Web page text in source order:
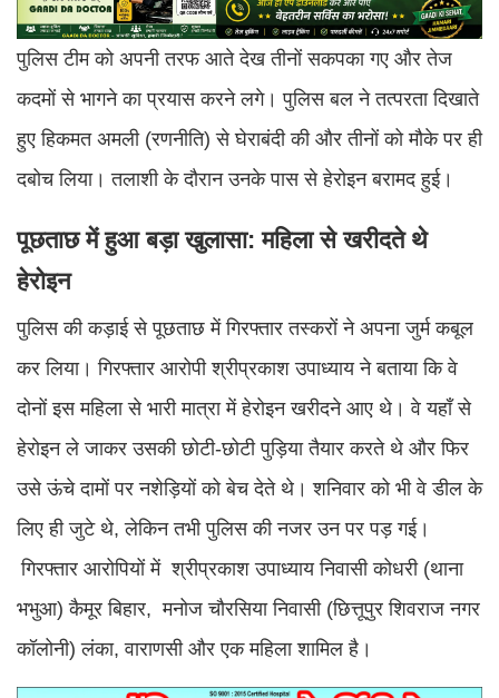
पुलिस टीम को अपनी तरफ आते देख तीनों सकपका गए और तेज
कदमों से भागने का प्रयास करने लगे। पुलिस बल ने तत्परता दिखाते
हुए हिकमत अमली (रणनीति) से घेराबंदी की और तीनों को मौके पर ही
दबोच लिया। तलाशी के दौरान उनके पास से हेरोइन बरामद हुई।
पूछताछ में हुआ बड़ा खुलासा: महिला से खरीदते थे
हेरोइन
पुलिस की कड़ाई से पूछताछ में गिरफ्तार तस्करों ने अपना जुर्म कबूल
कर लिया। गिरफ्तार आरोपी श्रीप्रकाश उपाध्याय ने बताया कि वे
दोनों इस महिला से भारी मात्रा में हेरोइन खरीदने आए थे। वे यहाँ से
हेरोइन ले जाकर उसकी छोटी-छोटी पुड़िया तैयार करते थे और फिर
उसे ऊंचे दामों पर नशेड़ियों को बेच देते थे। शनिवार को भी वे डील के
लिए ही जुटे थे, लेकिन तभी पुलिस की नजर उन पर पड़ गई।
गिरफ्तार आरोपियों में श्रीप्रकाश उपाध्याय निवासी कोधरी (थाना
भभुआ) कैमूर बिहार, मनोज चौरसिया निवासी (छित्तूपुर शिवराज नगर
कॉलोनी) लंका, वाराणसी और एक महिला शामिल है।